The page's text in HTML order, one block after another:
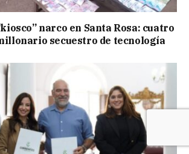
narco en Santa Rosa: cuatro
secuestro de tecnología